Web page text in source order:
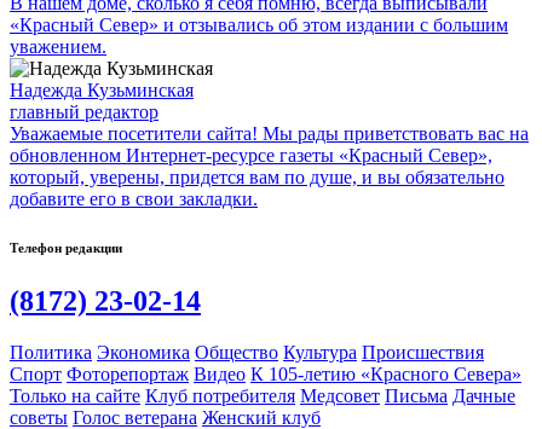
«Красный Север» и отзывались об этом издании с большим
уважением.
Надежда Кузьминская
главный редактор
Уважаемые посетители сайта! Мы рады приветствовать вас на
обновленном Интернет-ресурсе газеты «Красный Север»,
который, уверены, придется вам по душе, и вы обязательно
добавите его в свои закладки.
Телефон редакции
(8172) 23-02-14
Политика Экономика Общество Культура Происшествия
Спорт Фоторепортаж Видео К 105-летию «Красного Севера»
Только на сайте Клуб потребителя Медсовет Письма Дачные
советы Голос ветерана Женский клуб